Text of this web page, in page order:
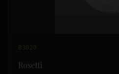
B3020
Rosetti